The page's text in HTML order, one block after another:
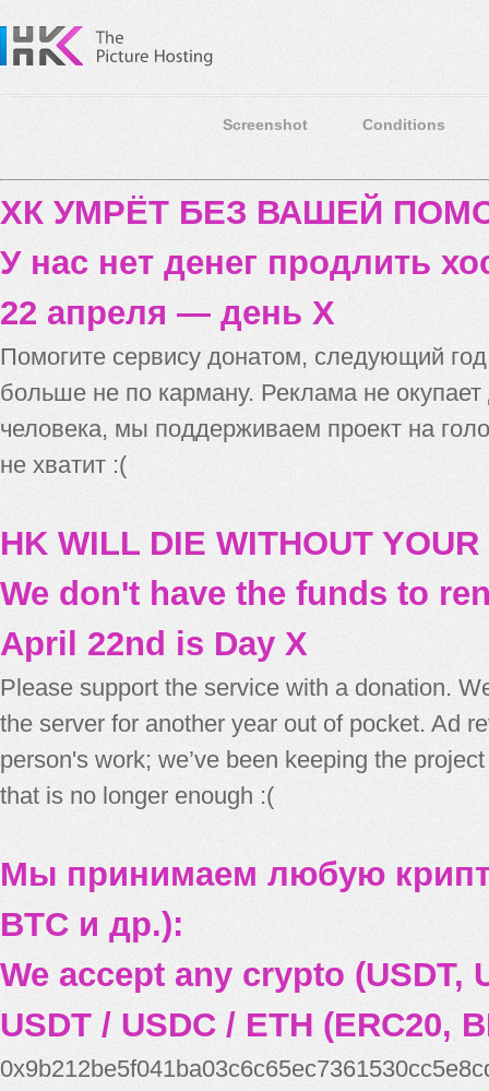
Screenshot Conditions
ХК УМРЁТ БЕЗ ВАШЕЙ
У нас нет денег продлить
22 апреля — день X
Помогите сервису донатом, следующий
больше не по карману. Реклама не
человека, мы поддерживаем проект на
не хватит :(
HK WILL DIE WITHOUT
We don't have the funds to
April 22nd is Day X
Please support the service with a donation.
the server for another year out of pocket. Ad
person's work; we’ve been keeping the
that is no longer enough :(
Мы принимаем любую
BTC и др.):
We accept any crypto (USDT,
USDT / USDC / ETH (ERC20,